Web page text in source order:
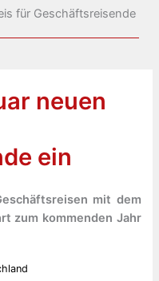
für Geschäftsreisende
neuen
ein
mit dem
zum kommenden Jahr